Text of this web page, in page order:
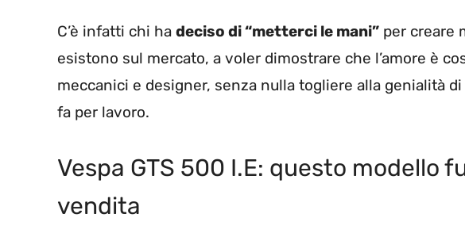
C’è infatti chi ha deciso di “metterci le mani” per creare
esistono sul mercato, a voler dimostrare che l’amore è
meccanici e designer, senza nulla togliere alla genialità
fa per lavoro.
Vespa GTS 500 I.E: questo modello
vendita